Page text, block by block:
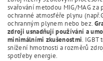
svařování metodou MIG/MAG
ochranné atmosféře plynu
ochranným plynem nebo bez.
zdroji usnadňují používání a
minimálními zkušenostmi. IGBT
snížení hmotnosti a rozměrů
spotřeby energie.